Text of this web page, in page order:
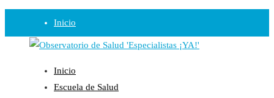
Inicio
Observatorio
Opinión
Inicio
Escuela de Salud